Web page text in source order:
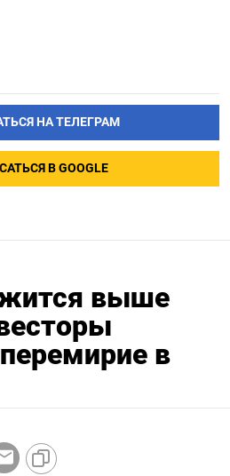
НА ТЕЛЕГРАМ
В GOOGLE
выше
в